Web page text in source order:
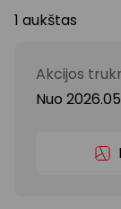
1 aukštas
Akcijos
Nuo